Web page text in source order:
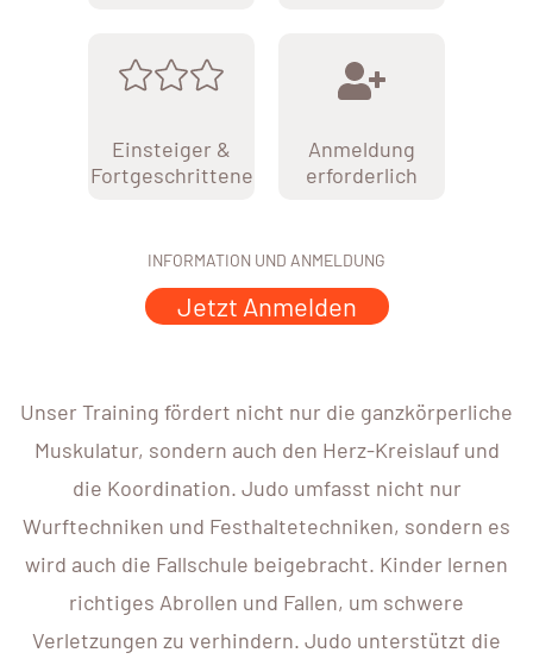
Einsteiger &
Fortgeschrittene
Anmeldung
erforderlich
INFORMATION UND ANMELDUNG
Jetzt Anmelden
Unser Training fördert nicht nur die ganzkörperliche
Muskulatur, sondern auch den Herz-Kreislauf und
die Koordination. Judo umfasst nicht nur
Wurftechniken und Festhaltetechniken, sondern es
wird auch die Fallschule beigebracht. Kinder lernen
richtiges Abrollen und Fallen, um schwere
Verletzungen zu verhindern. Judo unterstützt die